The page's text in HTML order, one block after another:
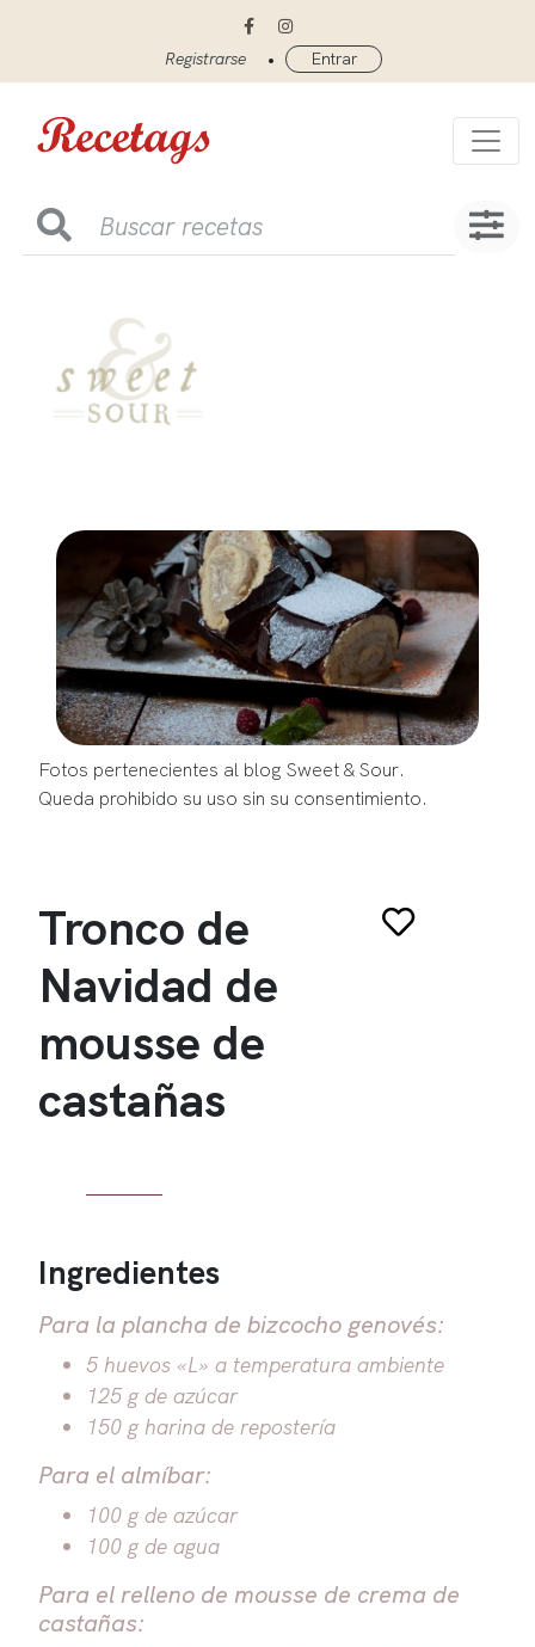
Registrarse • Entrar
Fotos pertenecientes al blog Sweet & Sour.
Queda prohibido su uso sin su consentimiento.
Tronco de
Navidad de
mousse de
castañas
Ingredientes
Para la plancha de bizcocho genovés:
5 huevos «L» a temperatura ambiente
125 g de azúcar
150 g harina de repostería
Para el almíbar:
100 g de azúcar
100 g de agua
Para el relleno de mousse de crema de
castañas: